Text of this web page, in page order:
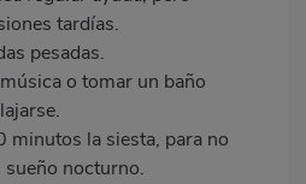
tardías.
pesadas.
o tomar un baño
la siesta, para no
nocturno.